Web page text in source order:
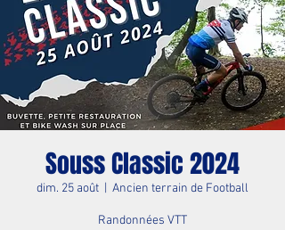
Souss Classic 2024
dim. 25 août Ancien terrain de Football
Randonnées VTT